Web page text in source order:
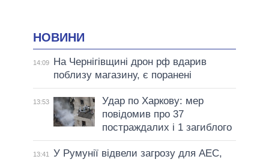
НОВИНИ
14:09
На Чернігівщині дрон рф вдарив
поблизу магазину, є поранені
13:53
Удар по Харкову: мер
повідомив про 37
постраждалих і 1 загиблого
13:41
У Румунії відвели загрозу для АЕС,